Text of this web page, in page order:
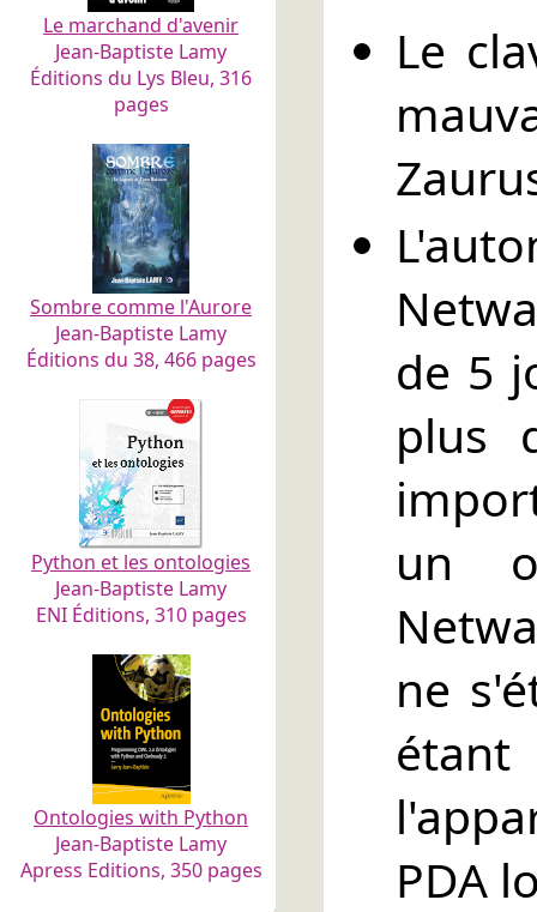
Le marchand d'avenir
Jean-Baptiste Lamy
Éditions du Lys Bleu, 316
pages
Sombre comme l'Aurore
Jean-Baptiste Lamy
Éditions du 38, 466 pages
Python et les ontologies
Jean-Baptiste Lamy
ENI Éditions, 310 pages
Ontologies with Python
Jean-Baptiste Lamy
Apress Editions, 350 pages
Le
de 5
plus
un
ne
PDA